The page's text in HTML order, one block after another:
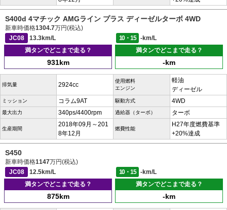
S400d 4マチック AMGライン プラス ディーゼルターボ 4WD
新車時価格1304.7万円(税込)
JC08
13.3km/L 10・15
-km/L
満タンでどこまで走る？
931km
満タンでどこまで走る？
-km
排気量 2924cc
使用燃料
エンジン
軽油
ディーゼル
ミッション コラム9AT 駆動方式 4WD
最大出力 340ps/4400rpm 過給器（ターボ） ターボ
生産期間
2018年09月～201
8年12月
燃費性能
H27年度燃費基準
+20%達成
S450
新車時価格1147万円(税込)
JC08
12.5km/L 10・15
-km/L
満タンでどこまで走る？
875km
満タンでどこまで走る？
-km